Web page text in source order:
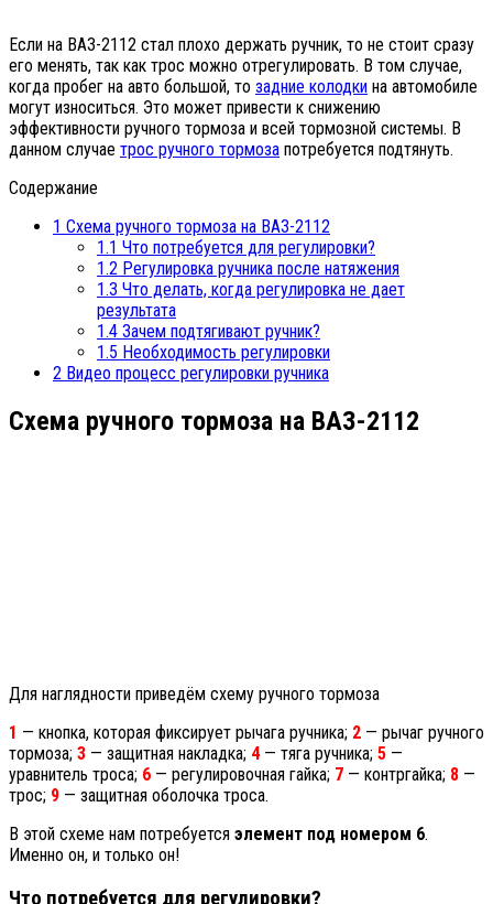
Если на ВАЗ-2112 стал плохо держать ручник, то не стоит сразу
его менять, так как трос можно отрегулировать. В том случае,
когда пробег на авто большой, то задние колодки на автомобиле
могут износиться. Это может привести к снижению
эффективности ручного тормоза и всей тормозной системы. В
данном случае трос ручного тормоза потребуется подтянуть.
Содержание
1 Схема ручного тормоза на ВАЗ-2112
1.1 Что потребуется для регулировки?
1.2 Регулировка ручника после натяжения
1.3 Что делать, когда регулировка не дает
результата
1.4 Зачем подтягивают ручник?
1.5 Необходимость регулировки
2 Видео процесс регулировки ручника
Схема ручного тормоза на ВАЗ-2112
Для наглядности приведём схему ручного тормоза
1 — кнопка, которая фиксирует рычага ручника; 2 — рычаг ручного
тормоза; 3 — защитная накладка; 4— тяга ручника; 5 —
уравнитель троса; 6 — регулировочная гайка; 7 — контргайка; 8 —
трос; 9 — защитная оболочка троса.
В этой схеме нам потребуется элемент под номером 6.
Именно он, и только он!
Что потребуется для регулировки?